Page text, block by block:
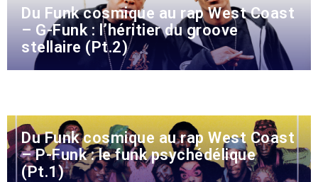
Du Funk cosmique au rap West Coast
– G-Funk : l’héritier du groove
stellaire (Pt.2)
Du Funk cosmique au rap West Coast
– P-Funk : le funk psychédélique
(Pt.1)